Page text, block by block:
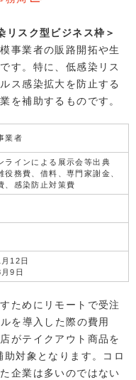
リスク型ビジネス枠＞
事業者の販路開拓や生
す。特に、低感染リス
ス感染拡大を防止する
を補助するものです。
業者
ラインによる展示会等出典
務費、借料、専門家謝金、
、感染防止対策費
12日
9日
ためにリモートで受注
を導入した際の費用
がテイクアウト商品を
対象となります。コロ
企業は多いのではない